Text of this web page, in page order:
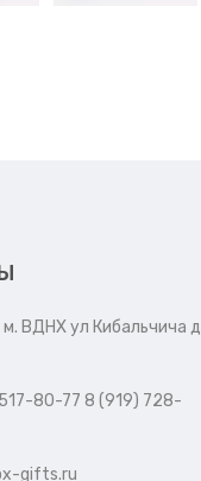
м. ВДНХ ул Кибальчича д
80-77 8 (919) 728-
gifts.ru